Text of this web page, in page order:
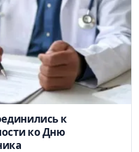
к
ко Дню